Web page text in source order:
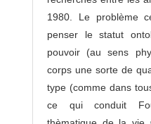
1980. Le problème
penser le statut
pouvoir (au sens
corps une sorte de
type (comme dans
ce qui conduit